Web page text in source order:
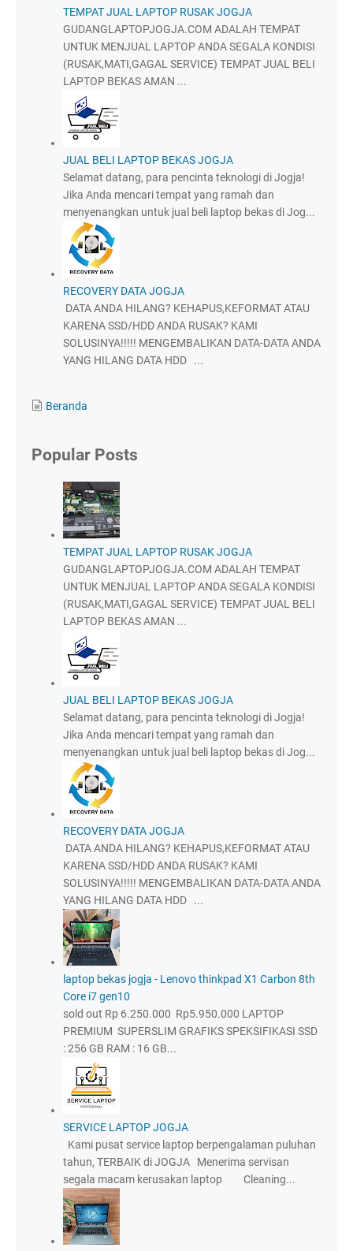
TEMPAT JUAL LAPTOP RUSAK JOGJA
GUDANGLAPTOPJOGJA.COM ADALAH TEMPAT
UNTUK MENJUAL LAPTOP ANDA SEGALA KONDISI
(RUSAK,MATI,GAGAL SERVICE) TEMPAT JUAL BELI
LAPTOP BEKAS AMAN ...
JUAL BELI LAPTOP BEKAS JOGJA
Selamat datang, para pencinta teknologi di Jogja!
Jika Anda mencari tempat yang ramah dan
menyenangkan untuk jual beli laptop bekas di Jog...
RECOVERY DATA JOGJA
DATA ANDA HILANG? KEHAPUS,KEFORMAT ATAU
KARENA SSD/HDD ANDA RUSAK? KAMI
SOLUSINYA!!!!! MENGEMBALIKAN DATA-DATA ANDA
YANG HILANG DATA HDD ...
Beranda
Popular Posts
TEMPAT JUAL LAPTOP RUSAK JOGJA
GUDANGLAPTOPJOGJA.COM ADALAH TEMPAT
UNTUK MENJUAL LAPTOP ANDA SEGALA KONDISI
(RUSAK,MATI,GAGAL SERVICE) TEMPAT JUAL BELI
LAPTOP BEKAS AMAN ...
JUAL BELI LAPTOP BEKAS JOGJA
Selamat datang, para pencinta teknologi di Jogja!
Jika Anda mencari tempat yang ramah dan
menyenangkan untuk jual beli laptop bekas di Jog...
RECOVERY DATA JOGJA
DATA ANDA HILANG? KEHAPUS,KEFORMAT ATAU
KARENA SSD/HDD ANDA RUSAK? KAMI
SOLUSINYA!!!!! MENGEMBALIKAN DATA-DATA ANDA
YANG HILANG DATA HDD ...
laptop bekas jogja - Lenovo thinkpad X1 Carbon 8th
Core i7 gen10
sold out Rp 6.250.000 Rp5.950.000 LAPTOP
PREMIUM SUPERSLIM GRAFIKS SPEKSIFIKASI SSD
: 256 GB RAM : 16 GB...
SERVICE LAPTOP JOGJA
Kami pusat service laptop berpengalaman puluhan
tahun, TERBAIK di JOGJA Menerima servisan
segala macam kerusakan laptop Cleaning...